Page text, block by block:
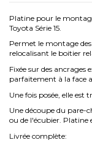
Platine pour le
Toyota Série 15.
Permet le montage
relocalisant le boitier
Fixée sur des ancrages
parfaitement à la face
Une fois posée, elle est
Une découpe du pare-
ou de l'écubier. Platine
Livrée complète: